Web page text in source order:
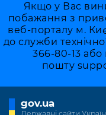
Якщо у Вас
побажання з
веб-порталу м.
до служби
366-80-13
пошту
gov.ua